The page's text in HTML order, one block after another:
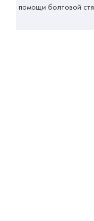
помощи болтовой